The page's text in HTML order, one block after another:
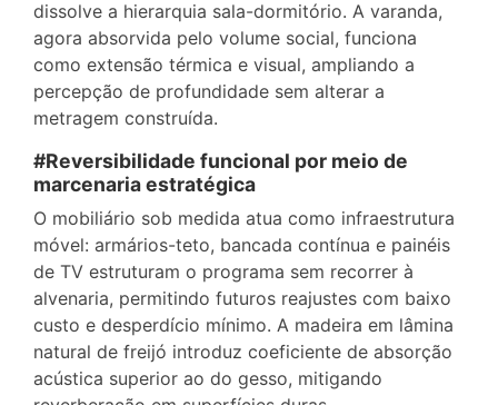
dissolve a hierarquia sala-dormitório. A varanda,
agora absorvida pelo volume social, funciona
como extensão térmica e visual, ampliando a
percepção de profundidade sem alterar a
metragem construída.
#Reversibilidade funcional por meio de
marcenaria estratégica
O mobiliário sob medida atua como infraestrutura
móvel: armários-teto, bancada contínua e painéis
de TV estruturam o programa sem recorrer à
alvenaria, permitindo futuros reajustes com baixo
custo e desperdício mínimo. A madeira em lâmina
natural de freijó introduz coeficiente de absorção
acústica superior ao do gesso, mitigando